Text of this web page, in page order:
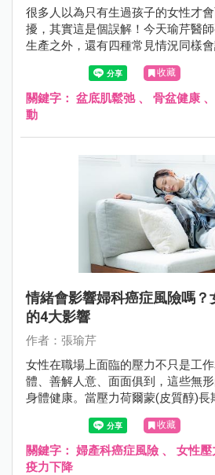
很多人以為只有生過孩子的女性才
擾，其實這是個誤解！今天瑜芹醫
生產之外，還有四種常見情況同樣會
收藏
關鍵字： 盆底肌鬆弛、 骨盆健康 、
動
情緒會影響婦科癌症風險嗎
的4大影響
作者：張瑜芹
女性在職場上面臨的壓力不只是工
體、善解人意、面面俱到，這些無
身體健康。當壓力荷爾蒙(皮質醇)
受到抑制，就會造成細胞修復功能
收藏
關鍵字： 婦產科癌症風險 、 女性壓
疫力下降